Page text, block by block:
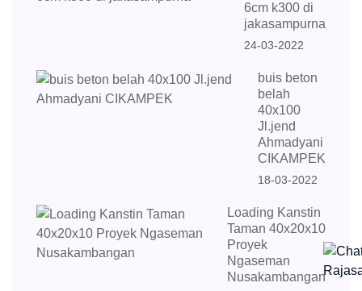
6cm k300 di
jakasampurna
24-03-2022
buis beton
belah
40x100
Jl.jend
Ahmadyani
CIKAMPEK
18-03-2022
Loading Kanstin
Taman 40x20x10
Proyek
Ngaseman
Nusakambangan